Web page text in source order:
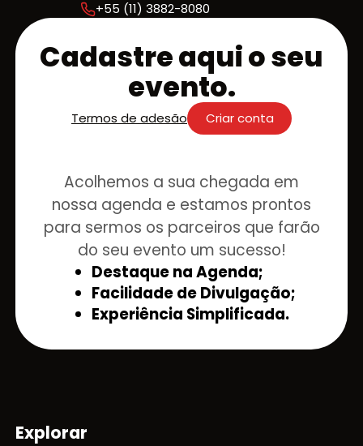
+55 (11) 3882-8080
Cadastre aqui o seu
evento.
Termos de adesão Criar conta
Acolhemos a sua chegada em
nossa agenda e estamos prontos
para sermos os parceiros que farão
do seu evento um sucesso!
Destaque na Agenda;
Facilidade de Divulgação;
Experiência Simplificada.
Mapa do site
Explorar